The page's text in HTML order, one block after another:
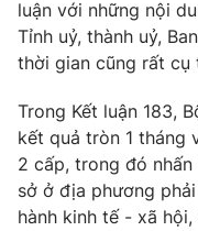
Thị trường
Tư vấn
Lịch phát sóng
Emagazine
Photo
luận với những nội
Tỉnh uỷ, thành uỷ,
thời gian cũng rất cụ
Trong Kết luận 183,
kết quả tròn 1 tháng
2 cấp, trong đó
sở ở địa phương
hành kinh tế - xã